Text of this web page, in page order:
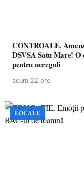
CONTROALE.
DSVSA Satu Mare! O
pentru nereguli
acum 22 ore
LOCALE